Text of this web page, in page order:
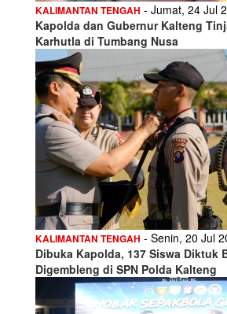
KALIMANTAN TENGAH - Jumat, 24 Jul
Kapolda dan Gubernur Kalteng
Karhutla di Tumbang Nusa
KALIMANTAN TENGAH - Senin, 20 Jul
Dibuka Kapolda, 137 Siswa Diktuk
Digembleng di SPN Polda Kalteng